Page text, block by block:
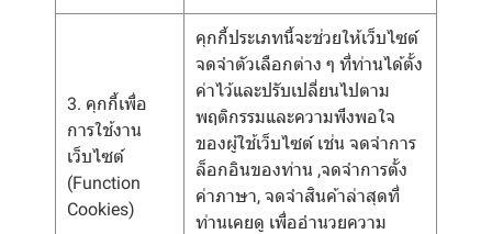
3. คุกกี้เพื่อ
การใช้งาน
เว็บไซต์
(Function
Cookies)
คุกกี้ประเภทนี้จะช่วยให้เว็บไซต์
จดจำตัวเลือกต่าง ๆ ที่ท่านได้ตั้ง
ค่าไว้และปรับเปลี่ยนไปตาม
พฤติกรรมและความพึงพอใจ
ของผู้ใช้เว็บไซต์ เช่น จดจำการ
ล็อกอินของท่าน ,จดจำการตั้ง
ค่าภาษา, จดจำสินค้าล่าสุดที่
ท่านเคยดู เพื่ออำนวยความ